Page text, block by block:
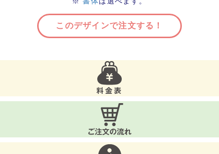
このデザインで注文する！